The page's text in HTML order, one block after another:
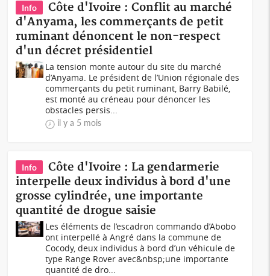
Info
Côte d'Ivoire : Conflit au marché
d'Anyama, les commerçants de petit
ruminant dénoncent le non-respect
d'un décret présidentiel
La tension monte autour du site du marché
d’Anyama. Le président de l’Union régionale des
commerçants du petit ruminant, Barry Babilé,
est monté au créneau pour dénoncer les
obstacles persis...
il y a 5 mois
Info
Côte d'Ivoire : La gendarmerie
interpelle deux individus à bord d'une
grosse cylindrée, une importante
quantité de drogue saisie
Les éléments de l’escadron commando d’Abobo
ont interpellé à Angré dans la commune de
Cocody, deux individus à bord d’un véhicule de
type Range Rover avec&nbsp;une importante
quantité de dro...